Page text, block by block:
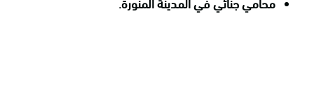
محامي جنائي في المدينة المنورة.